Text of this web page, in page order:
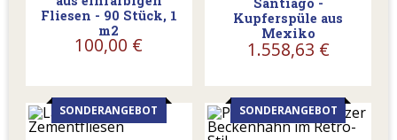
Fliesen - 90 Stück, 1
m2
100,00 €
Kupferspüle aus
Mexiko
1.558,63 €
SONDERANGEBOT SONDERANGEBOT